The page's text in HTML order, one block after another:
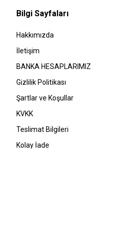
Bilgi Sayfaları
Hakkımızda
İletişim
BANKA HESAPLARIMIZ
Gizlilik Politikası
Şartlar ve Koşullar
KVKK
Teslimat Bilgileri
Kolay İade